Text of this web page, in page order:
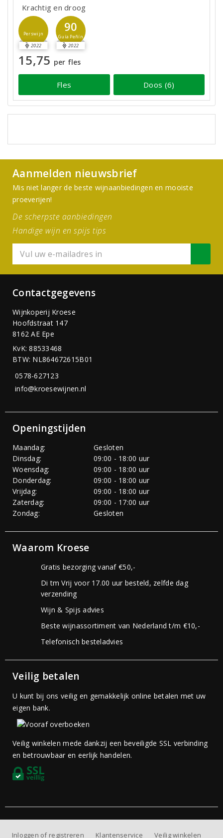
Krachtig en droog
Perswijn
2022
90
Guía Peñín
2022
15,75 per fles
Fles Doos (6)
Aanmelden nieuwsbrief
Mis niet langer de beste wijnaanbiedingen en mooiste
proeverijen!
De scherpste aanbiedingen
Handige wijn en spijs tips
Contactgegevens
Wijnkoperij Kroese
Hoofdstraat 147
8162 AE Epe
KvK: 88533468
BTW: NL864672615B01
0578-627123
info@kroesewijnen.nl
Openingstijden
Maandag:
Gesloten
Dinsdag:
09:00 - 18:00 uur
Woensdag:
09:00 - 18:00 uur
Donderdag:
09:00 - 18:00 uur
Vrijdag:
09:00 - 18:00 uur
Zaterdag:
09:00 - 17:00 uur
Zondag:
Gesloten
Waarom Kroese
Gratis bezorging vanaf €50,-
Di tm Vrij voor 17.00 uur besteld, zelfde dag
verzending
Wijn & Spijs advies
Beste wijnassortiment van Nederland t/m €10,-
Telefonisch besteladvies
Veilig betalen
U kunt bij ons veilig en gemakkelijk online betalen met uw
eigen bank.
Veilig winkelen mede dankzij een beveiligde SSL verbinding
en betrouwbaar en eerlijk handelen.
Inloggen of registreren Klantenservice Veilig winkelen